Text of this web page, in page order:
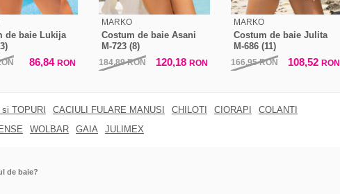
de baie Lukija
86,84 RON
MARKO
Costum de baie Asani
M-723 (8)
184,89RON 120,18 RON
MARKO
Costum de baie Julita
M-686 (11)
166,95RON 108,52 RON
TOPURI CACIULI FULARE MANUSI CHILOTI CIORAPI
COLANTI
WOLBAR GAIA JULIMEX
de baie?